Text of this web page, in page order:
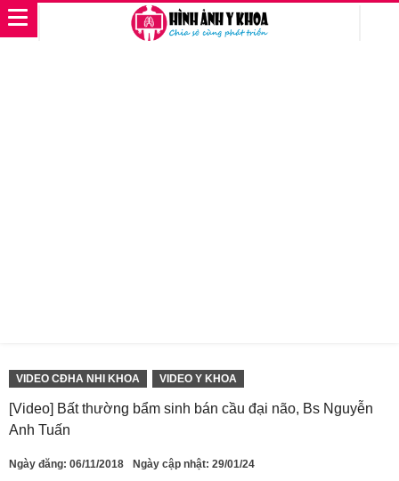
VIDEO CĐHA NHI KHOA VIDEO Y KHOA
[Video] Bất thường bẩm sinh bán cầu đại não, Bs Nguyễn
Anh Tuấn
Ngày đăng: 06/11/2018 Ngày cập nhật: 29/01/24